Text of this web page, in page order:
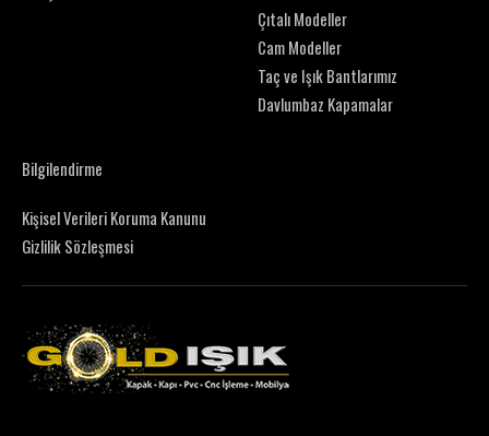
Çıtalı Modeller
Cam Modeller
Taç ve Işık Bantlarımız
Davlumbaz Kapamalar
Bilgilendirme
Kişisel Verileri Koruma Kanunu
Gizlilik Sözleşmesi